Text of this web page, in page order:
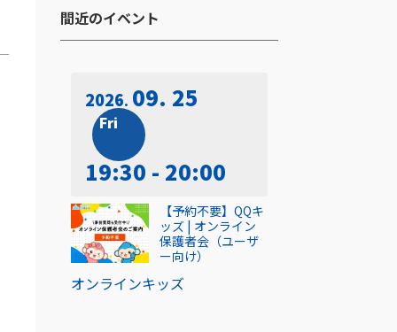
間近のイベント​
2026 09. 25
Fri
19:30 - 20:00
オンラインキッズ
【予約不要】QQキ
ッズ | オンライン
保護者会（ユーザ
ー向け）